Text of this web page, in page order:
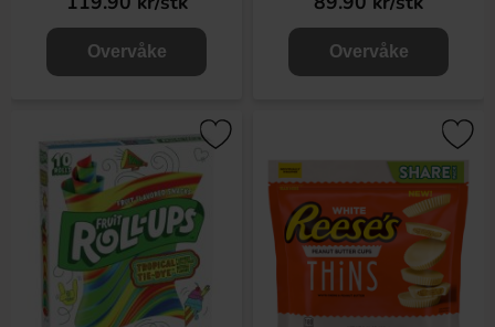
Overvåke Overvåke